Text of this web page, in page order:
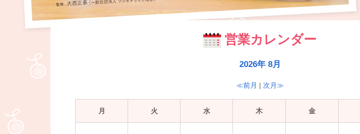
営業カレンダー
2026年 8月
≪前月 | 次月≫
月 火 水 木 金